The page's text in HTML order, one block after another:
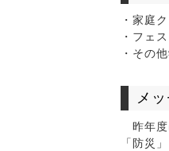
・家庭
・フェ
・そ
メ
昨年度
「防災